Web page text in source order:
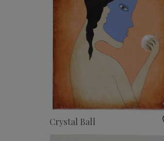
Crystal Ball